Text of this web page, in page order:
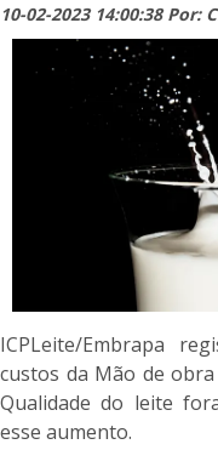
10-02-2023 14:00:38 Por:
ICPLeite/Embrapa
custos da Mão de
Qualidade do leite
esse aumento.